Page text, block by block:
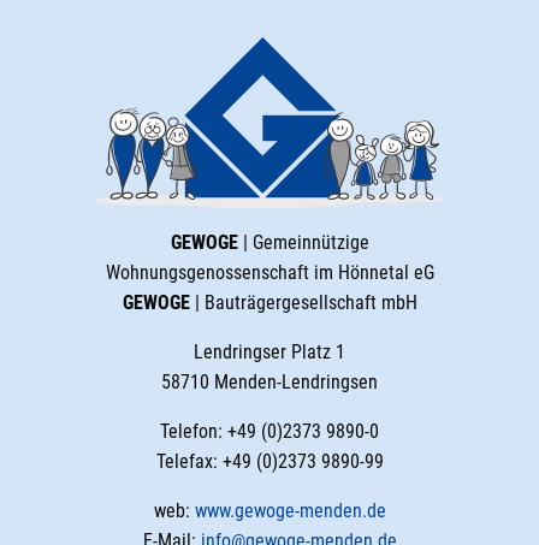
GEWOGE| Gemeinnützige
Wohnungsgenossenschaft im Hönnetal eG
GEWOGE| Bauträgergesellschaft mbH
Lendringser Platz 1
58710 Menden-Lendringsen
Telefon: +49 (0)2373 9890-0
Telefax: +49 (0)2373 9890-99
web: www.gewoge-menden.de